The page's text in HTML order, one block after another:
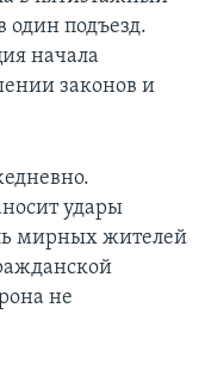
подъезд.
начала
законов и
удары
мирных жителей
не